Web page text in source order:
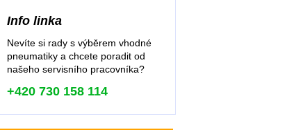
Info linka
Nevíte si rady s výběrem vhodné
pneumatiky a chcete poradit od
našeho servisního pracovníka?
+420 730 158 114